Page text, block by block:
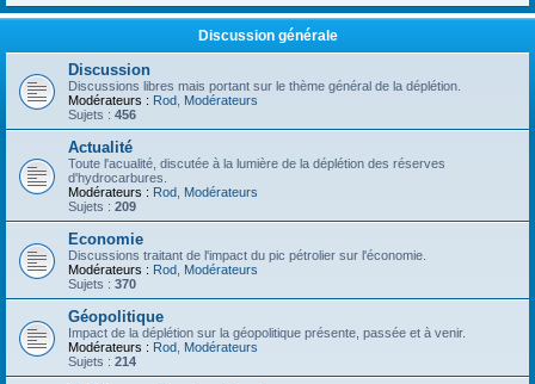
Discussion générale
Discussion
Discussions libres mais portant sur le thème général de la déplétion.
Modérateurs : Rod Modérateurs
Sujets : 456
Actualité
Toute l'acualité, discutée à la lumière de la déplétion des réserves
d'hydrocarbures.
Modérateurs : Rod Modérateurs
Sujets : 209
Economie
Discussions traitant de l'impact du pic pétrolier sur l'économie.
Modérateurs : Rod Modérateurs
Sujets : 370
Géopolitique
Impact de la déplétion sur la géopolitique présente, passée et à venir.
Modérateurs : Rod Modérateurs
Sujets : 214